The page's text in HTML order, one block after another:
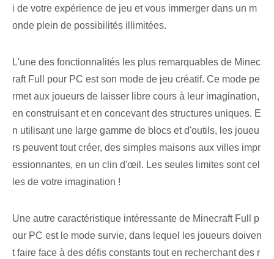
i de votre expérience de jeu et vous immerger dans un m
onde plein de possibilités illimitées.
L'une des fonctionnalités les plus remarquables de Minec
raft Full pour PC est son mode de jeu créatif. ⁢Ce mode⁤ pe
rmet aux joueurs de laisser libre cours à leur imagination,
en construisant et en concevant des structures uniques. E
n utilisant une large gamme de blocs et d'outils, les joueu
rs peuvent tout créer, des simples maisons aux villes impr
essionnantes, en un clin d'œil. Les seules limites sont cel
les de votre imagination !
Une autre caractéristique intéressante de Minecraft Full p
our PC est le mode survie, dans lequel les joueurs doiven
t faire face à des défis constants tout en recherchant des r